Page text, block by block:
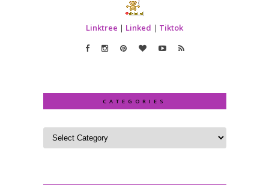
Linktree | Linked | Tiktok
CATEGORIES